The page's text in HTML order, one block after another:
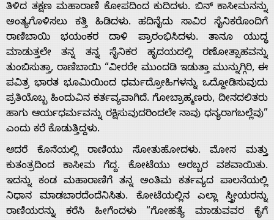
With
s
Contact
Us
ತಿಳಿದ ತಕ್ಷಣ ಮಹಾರಾಣಿ ಕೋಪದಿಂದ ಕುದಿದಳು. ಬಿನ್ ಕಾಸೀಮನನ್ನು
ಅಂತ್ಯಗೊಳಿಸಲು ಕತ್ತಿ ಹಿಡಿದಳು. ಹದಿನೈದು ಸಾವಿರ ಸೈನಿಕರೊಂದಿಗೆ
ರಾಣಿಬಾಯಿ ಭಯಂಕರ ದಾಳಿ ಪ್ರಾರಂಭಿಸಿದಳು. ತಾನೂ ಯುದ್ಧ‌
ಮಾಡುತ್ತಲೇ ತನ್ನ‌ ತನ್ನ ಸೈನಿಕರ ಹೃದಯದಲ್ಲಿ ರಣೋತ್ಸಾಹವನ್ನು
ತುಂಬಿಸುತ್ತಾ, ರಾಣಿಬಾಯಿ “ವೀರರೇ ಮುಂದಡಿ‌ ಇಡುತ್ತಾ ಮುನ್ನುಗ್ಗಿರಿ, ಈ
ಪವಿತ್ರ ಭಾರತ‌ ಭೂಮಿಯಿಂದ ಧರ್ಮದ್ರೋಹಿಗಳನ್ನು ಒದ್ದೋಡಿಸುವುದು
ಪ್ರತಿಯೊಬ್ಬ ಹಿಂದುವಿನ‌ ಕರ್ತವ್ಯವಾಗಿದೆ. ಗೋಬ್ರಾಹ್ಮಣರು, ದೀನದಲಿತರು
ಹಾಗು ಆರ್ಯಧರ್ಮವನ್ನು ರಕ್ಷಿಸುವುದರಿಂದಲೇ ನಾವು ಧನ್ಯರಾಗಬಲ್ಲೆವು”
ಎಂದು ಕರೆ ಕೊಡುತ್ತಿದ್ದಳು.
ಆದರೆ ಕೊನೆಯಲ್ಲಿ ರಾಣಿಯು ಸೋತುಹೋದಳು.‌ ಮೋಸ ಮತ್ತು
ಕುತಂತ್ರದಿಂದ ಕಾಸೀಮ ಗೆದ್ದ. ಕೋಟೆಯು ಅರಬ್ಬರ ವಶವಾಯಿತು.
ಇದನ್ನು ಕಂಡ ಮಹಾರಾಣಿಗೆ ತನ್ನ ಅಂತಿಮ ಕರ್ತವ್ಯದ ಪಾಲನೆಯಲ್ಲಿ
ನಿಧಾನ ಮಾಡಬಾರದೆಂದೆನಿಸಿತು. ಕೋಟೆಯಲ್ಲಿನ ಎಲ್ಲಾ ಸ್ತ್ರೀಯರನ್ನು
ರಾಣಿಯರನ್ನು ಕರೆಸಿ ಹೀಗೆಂದಳು “ಗೋಹತ್ಯೆ ಮಾಡುವವರ ಕೈಗೆ